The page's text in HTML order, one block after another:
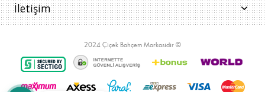
İletişim
2024 Çiçek Bahçem Markasıdır ©